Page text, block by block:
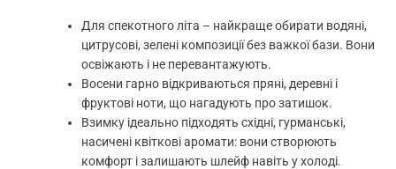
Для спекотного літа – найкраще обирати водяні,
цитрусові, зелені композиції без важкої бази. Вони
освіжають і не перевантажують.
Восени гарно відкриваються пряні, деревні і
фруктові ноти, що нагадують про затишок.
Взимку ідеально підходять східні, гурманські,
насичені квіткові аромати: вони створюють
комфорт і залишають шлейф навіть у холоді.